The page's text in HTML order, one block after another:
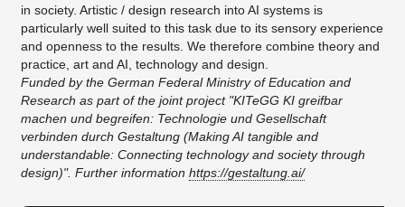
in society. Artistic / design research into AI systems is
particularly well suited to this task due to its sensory experience
and openness to the results. We therefore combine theory and
practice, art and AI, technology and design.
Funded by the German Federal Ministry of Education and
Research as part of the joint project "KITeGG KI greifbar
machen und begreifen: Technologie und Gesellschaft
verbinden durch Gestaltung (Making AI tangible and
understandable: Connecting technology and society through
design)". Further information https://gestaltung.ai/